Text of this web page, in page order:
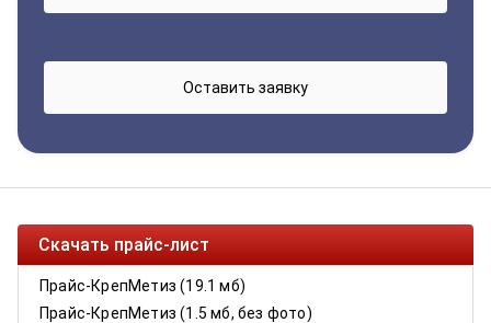
Скачать прайс-лист
Прайс-КрепМетиз (19.1 мб)
Прайс-КрепМетиз (1.5 мб, без фото)